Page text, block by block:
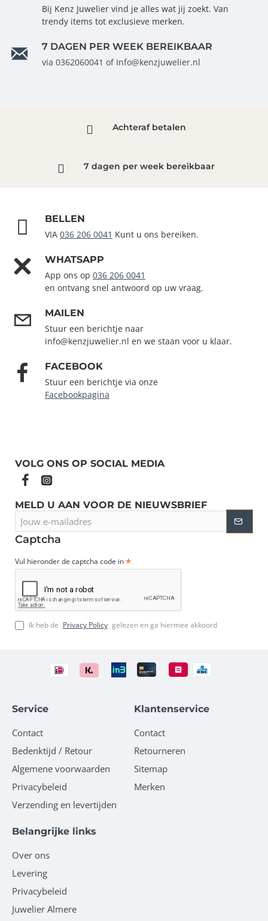
Bij Kenz Juwelier vind je alles wat jij zoekt. Van
trendy items tot exclusieve merken.
7 DAGEN PER WEEK BEREIKBAAR
via 0362060041 of Info@kenzjuwelier.nl
Achteraf betalen
7 dagen per week bereikbaar
BELLEN
VIA 036 206 0041 Kunt u ons bereiken.
WHATSAPP
App ons op 036 206 0041
en ontvang snel antwoord op uw vraag.
MAILEN
Stuur een berichtje naar
info@kenzjuwelier.nl en we staan voor u klaar.
FACEBOOK
Stuur een berichtje via onze
Facebookpagina
VOLG ONS OP SOCIAL MEDIA
MELD U AAN VOOR DE NIEUWSBRIEF
e-
mailadres
Captcha
Vul hieronder de captcha code in
Ik heb de Privacy Policy gelezen en ga hiermee akkoord
Service
Contact
Bedenktijd / Retour
Algemene voorwaarden
Privacybeleid
Verzending en levertijden
Klantenservice
Contact
Retourneren
Sitemap
Merken
Belangrijke links
Over ons
Levering
Privacybeleid
Juwelier Almere